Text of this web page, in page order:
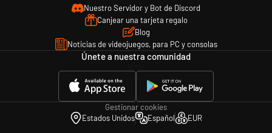
Nuestro Servidor y Bot de Discord
Canjear una tarjeta regalo
Blog
Noticias de videojuegos, para PC y consolas
Únete a nuestra comunidad
Gestionar cookies
Estados Unidos
Español EUR